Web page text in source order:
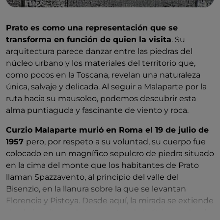
Prato es como una representación que se
transforma en función de quien la visita. Su
arquitectura parece danzar entre las piedras del
núcleo urbano y los materiales del territorio que,
como pocos en la Toscana, revelan una naturaleza
única, salvaje y delicada. Al seguir a Malaparte por la
ruta hacia su mausoleo, podemos descubrir esta
alma puntiaguda y fascinante de viento y roca.
Curzio Malaparte murió en Roma el 19 de julio de
1957 pero, por respeto a su voluntad, su cuerpo fue
colocado en un magnífico sepulcro de piedra situado
en la cima del monte que los habitantes de Prato
llaman Spazzavento, al principio del valle del
Bisenzio, en la llanura sobre la que se levantan
Florencia y Pistoya. Desde aquí, la mirada se extiende